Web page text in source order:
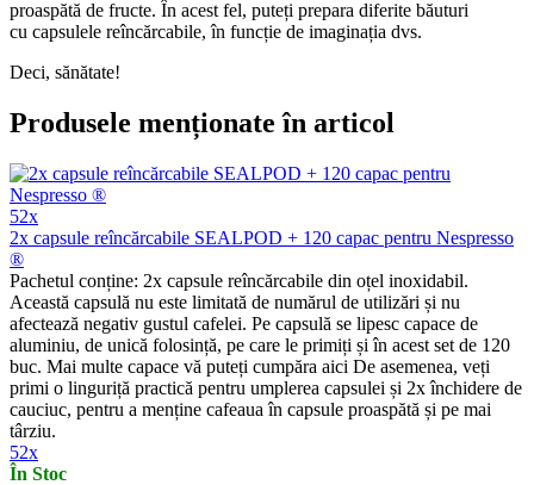
proaspătă de fructe. În acest fel, puteți prepara diferite băuturi
cu capsulele reîncărcabile, în funcție de imaginația dvs.
Deci, sănătate!
Produsele menționate în articol
52x
2x capsule reîncărcabile SEALPOD + 120 capac pentru Nespresso
®
Pachetul conține: 2x capsule reîncărcabile din oțel inoxidabil.
Această capsulă nu este limitată de numărul de utilizări și nu
afectează negativ gustul cafelei. Pe capsulă se lipesc capace de
aluminiu, de unică folosință, pe care le primiți și în acest set de 120
buc. Mai multe capace vă puteți cumpăra aici De asemenea, veți
primi o linguriță practică pentru umplerea capsulei și 2x închidere de
cauciuc, pentru a menține cafeaua în capsule proaspătă și pe mai
târziu.
52x
În Stoc